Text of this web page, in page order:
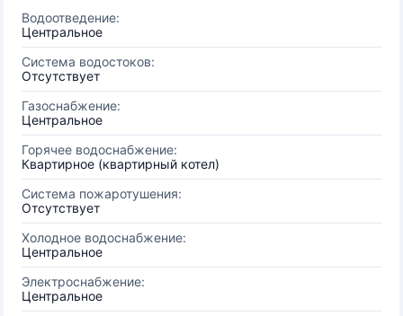
Водоотведение:
Центральное
Система водостоков:
Отсутствует
Газоснабжение:
Центральное
Горячее водоснабжение:
Квартирное (квартирный котел)
Система пожаротушения:
Отсутствует
Холодное водоснабжение:
Центральное
Электроснабжение:
Центральное